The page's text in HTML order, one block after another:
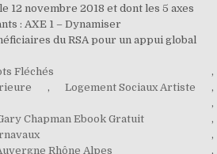
12 novembre 2018 et dont les 5 axes
: AXE 1 – Dynamiser
du RSA pour un appui global
Fléchés
,
, Logement Sociaux Artiste
,
,
Chapman Ebook Gratuit
,
,
Rhône Alpes
,